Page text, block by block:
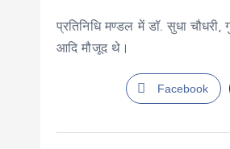
प्रतिनिधि मण्डल में डॉ. सुधा चौधरी,
आदि मौजूद थे।
Facebook